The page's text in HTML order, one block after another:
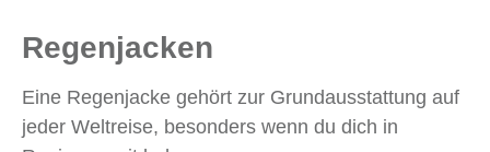
Regenjacken
Eine Regenjacke gehört zur Grundausstattung auf
jeder Weltreise, besonders wenn du dich in